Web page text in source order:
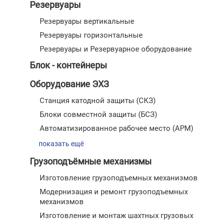
Резервуары
Резервуары вертикальные
Резервуары горизонтальные
Резервуары и Резервуарное оборудование
Блок - контейнеры
Оборудование ЭХЗ
Станция катодной защиты (СКЗ)
Блоки совместной защиты (БСЗ)
Автоматизированное рабочее место (АРМ)
показать ещё
Грузоподъёмные механизмы
Изготовление грузоподъемных механизмов
Модернизация и ремонт грузоподъемных
механизмов
Изготовление и монтаж шахтных грузовых